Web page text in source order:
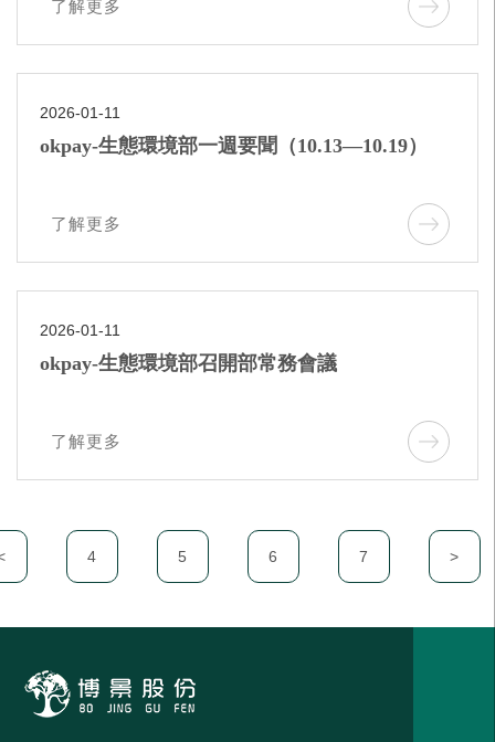
了解更多
2026-01-11
okpay-生態環境部一週要聞（10.13—10.19）
了解更多
2026-01-11
okpay-生態環境部召開部常務會議
了解更多
4 5 6 7 >